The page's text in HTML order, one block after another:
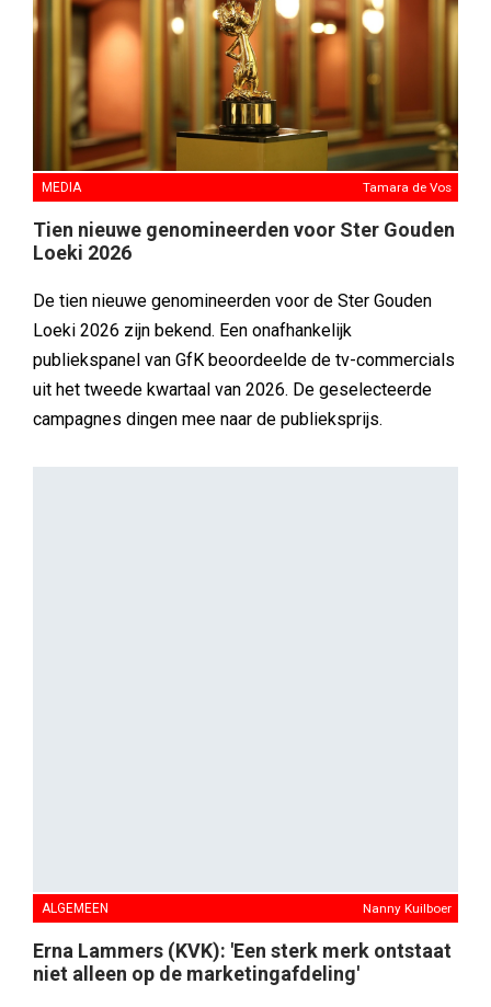
MEDIA Tamara de Vos
Tien nieuwe genomineerden voor Ster Gouden
Loeki 2026
De tien nieuwe genomineerden voor de Ster Gouden
Loeki 2026 zijn bekend. Een onafhankelijk
publiekspanel van GfK beoordeelde de tv-commercials
uit het tweede kwartaal van 2026. De geselecteerde
campagnes dingen mee naar de publieksprijs.
ALGEMEEN Nanny Kuilboer
Erna Lammers (KVK): 'Een sterk merk ontstaat
niet alleen op de marketingafdeling'